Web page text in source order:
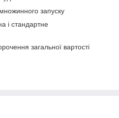
запуску
і стандартне
загальної вартості